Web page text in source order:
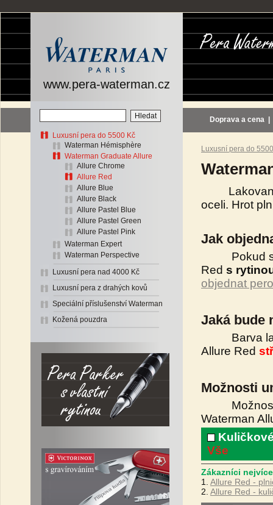
www.pera-waterman.cz
Luxusní pera do 5500 Kč
Waterman Hémisphère
Waterman Graduate Allure
Allure Chrome
Allure Red
Allure Blue
Allure Black
Allure Pastel Blue
Allure Pastel Green
Allure Pastel Pink
Waterman Expert
Waterman Perspective
Luxusní pera nad 4000 Kč
Luxusní pera z drahých kovů
Speciální příslušenství Waterman
Kožená pouzdra
Doprava a cena
Luxusní pera do
Lakované
oceli. Hrot
Jak
Pokud si
Red s
objednat
Jaká bude
Barva
Allure Red
Možnosti
Možnosti
Waterman
Vše
Zákazníci
1. Allure Red -
2. Allure Red -